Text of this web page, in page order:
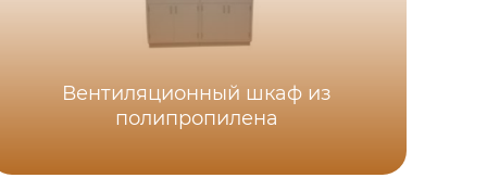
Вентиляционный шкаф из
полипропилена